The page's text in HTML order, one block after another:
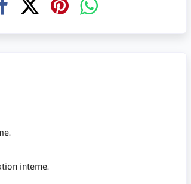
interne.